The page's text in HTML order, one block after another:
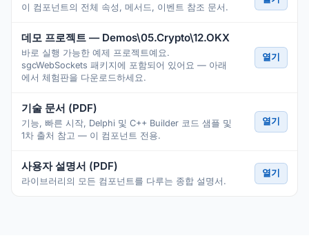
이 컴포넌트의 전체 속성, 메서드, 이벤트 참조 문서.
데모 프로젝트 — Demos\05.Crypto\12.OKX
바로 실행 가능한 예제 프로젝트예요.
sgcWebSockets 패키지에 포함되어 있어요 — 아래
에서 체험판을 다운로드하세요.
열기
기술 문서 (PDF)
기능, 빠른 시작, Delphi 및 C++ Builder 코드 샘플 및
1차 출처 참고 — 이 컴포넌트 전용.
열기
사용자 설명서 (PDF)
라이브러리의 모든 컴포넌트를 다루는 종합 설명서.
열기